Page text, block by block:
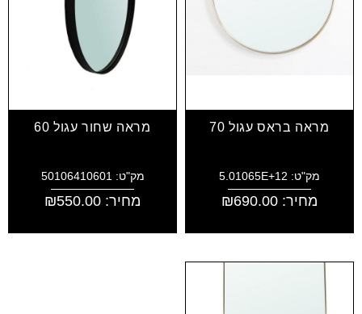
מראה בראס עגול 70
מק"ט: 5.01065E+12
מחיר: ₪690.00
מראה שחור עגול 60
מק"ט: 50106410601
מחיר: ₪550.00